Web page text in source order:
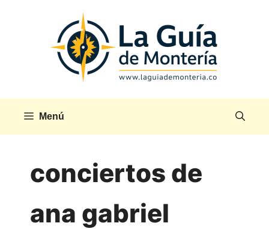
Menú
conciertos de
ana gabriel